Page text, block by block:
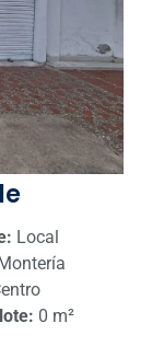
Local
0 m²